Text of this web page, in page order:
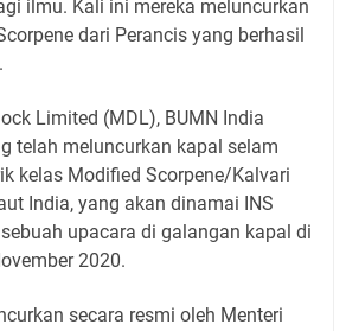
ilmu. Kali ini mereka meluncurkan
dari Perancis yang berhasil
Limited (MDL), BUMN India
telah meluncurkan kapal selam
kelas Modified Scorpene/Kalvari
India, yang akan dinamai INS
upacara di galangan kapal di
2020.
secara resmi oleh Menteri